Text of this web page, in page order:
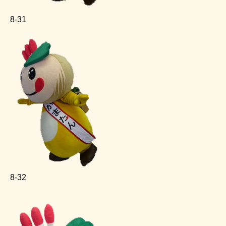
8‐31
8‐32